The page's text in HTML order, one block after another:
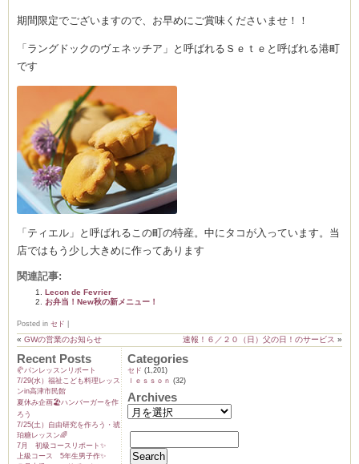
室・テイクアウト Clémentine (produced
テラ
期間限定でございますので、お早めにご賞味くださいませ！！
「ラングドックのヴェネッチア」と呼ばれるＳｅｔｅと呼ばれる港町
です
「ティエル」と呼ばれるこの町の特産。中にタコが入っています。当
店ではもう少し大きめに作ってあります
関連記事:
Lecon de Fevrier
お弁当！New秋の新メニュー！
Posted in セド
« GWの営業のお知らせ 速報！６／２０（日）父の日！のサービス »
Recent Posts
🥐パンレッスンリポート
7/29(水）福祉こども料理レッス
ンin高津市民館
夏休み企画🏖️ハンバーガーを作
ろう
7/25(土）自由研究を作ろう・琥
珀糖レッスン🌈
7月 初級コースリポート✨️
上級コース 5年生男子作✨️
Categories
セド (1,201)
ｌｅｓｓｏｎ (32)
Archives